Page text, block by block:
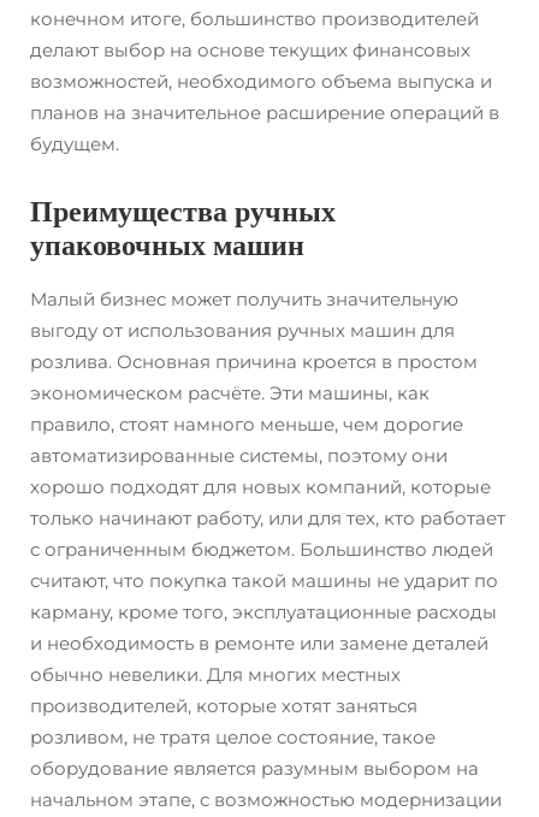
конечном итоге, большинство производителей
делают выбор на основе текущих финансовых
возможностей, необходимого объема выпуска и
планов на значительное расширение операций в
будущем.
Преимущества ручных
упаковочных машин
Малый бизнес может получить значительную
выгоду от использования ручных машин для
розлива. Основная причина кроется в простом
экономическом расчёте. Эти машины, как
правило, стоят намного меньше, чем дорогие
автоматизированные системы, поэтому они
хорошо подходят для новых компаний, которые
только начинают работу, или для тех, кто работает
с ограниченным бюджетом. Большинство людей
считают, что покупка такой машины не ударит по
карману, кроме того, эксплуатационные расходы
и необходимость в ремонте или замене деталей
обычно невелики. Для многих местных
производителей, которые хотят заняться
розливом, не тратя целое состояние, такое
оборудование является разумным выбором на
начальном этапе, с возможностью модернизации